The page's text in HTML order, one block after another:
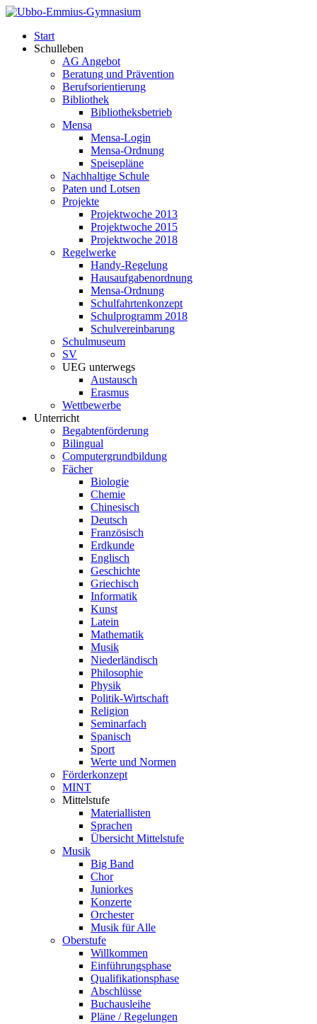
Start
Schulleben
AG Angebot
Beratung und Prävention
Berufsorientierung
Bibliothek
Bibliotheksbetrieb
Mensa
Mensa-Login
Mensa-Ordnung
Speisepläne
Nachhaltige Schule
Paten und Lotsen
Projekte
Projektwoche 2013
Projektwoche 2015
Projektwoche 2018
Regelwerke
Handy-Regelung
Hausaufgabenordnung
Mensa-Ordnung
Schulfahrtenkonzept
Schulprogramm 2018
Schulvereinbarung
Schulmuseum
SV
UEG unterwegs
Austausch
Erasmus
Wettbewerbe
Unterricht
Begabtenförderung
Bilingual
Computergrundbildung
Fächer
Biologie
Chemie
Chinesisch
Deutsch
Französisch
Erdkunde
Englisch
Geschichte
Griechisch
Informatik
Kunst
Latein
Mathematik
Musik
Niederländisch
Philosophie
Physik
Politik-Wirtschaft
Religion
Seminarfach
Spanisch
Sport
Werte und Normen
Förderkonzept
MINT
Mittelstufe
Materiallisten
Sprachen
Übersicht Mittelstufe
Musik
Big Band
Chor
Juniorkes
Konzerte
Orchester
Musik für Alle
Oberstufe
Willkommen
Einführungsphase
Qualifikationsphase
Abschlüsse
Buchausleihe
Pläne / Regelungen